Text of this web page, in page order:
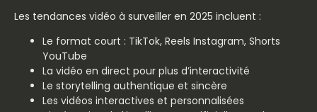
Les tendances vidéo à surveiller en 2025 incluent :
Le format court : TikTok, Reels Instagram, Shorts
YouTube
La vidéo en direct pour plus d’interactivité
Le storytelling authentique et sincère
Les vidéos interactives et personnalisées